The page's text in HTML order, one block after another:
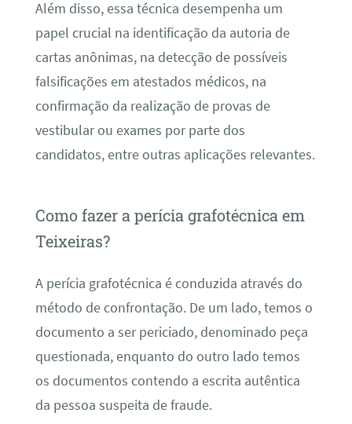
Além disso, essa técnica desempenha um
papel crucial na identificação da autoria de
cartas anônimas, na detecção de possíveis
falsificações em atestados médicos, na
confirmação da realização de provas de
vestibular ou exames por parte dos
candidatos, entre outras aplicações relevantes.
Como fazer a perícia grafotécnica em
Teixeiras?
A perícia grafotécnica é conduzida através do
método de confrontação. De um lado, temos o
documento a ser periciado, denominado peça
questionada, enquanto do outro lado temos
os documentos contendo a escrita autêntica
da pessoa suspeita de fraude.